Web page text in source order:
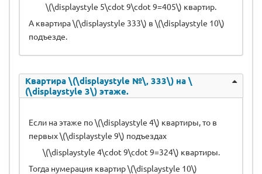
\(\displaystyle 5\cdot 9\cdot 9=405\) квартир.
А квартира \(\displaystyle 333\) в \(\displaystyle 10\)
подъезде.
Квартира \(\displaystyle №\, 333\) на \
(\displaystyle 3\) этаже.
Если на этаже по \(\displaystyle 4\) квартиры, то в
первых \(\displaystyle 9\) подъездах
\(\displaystyle 4\cdot 9\cdot 9=324\) квартиры.
Тогда нумерация квартир \(\displaystyle 10\)